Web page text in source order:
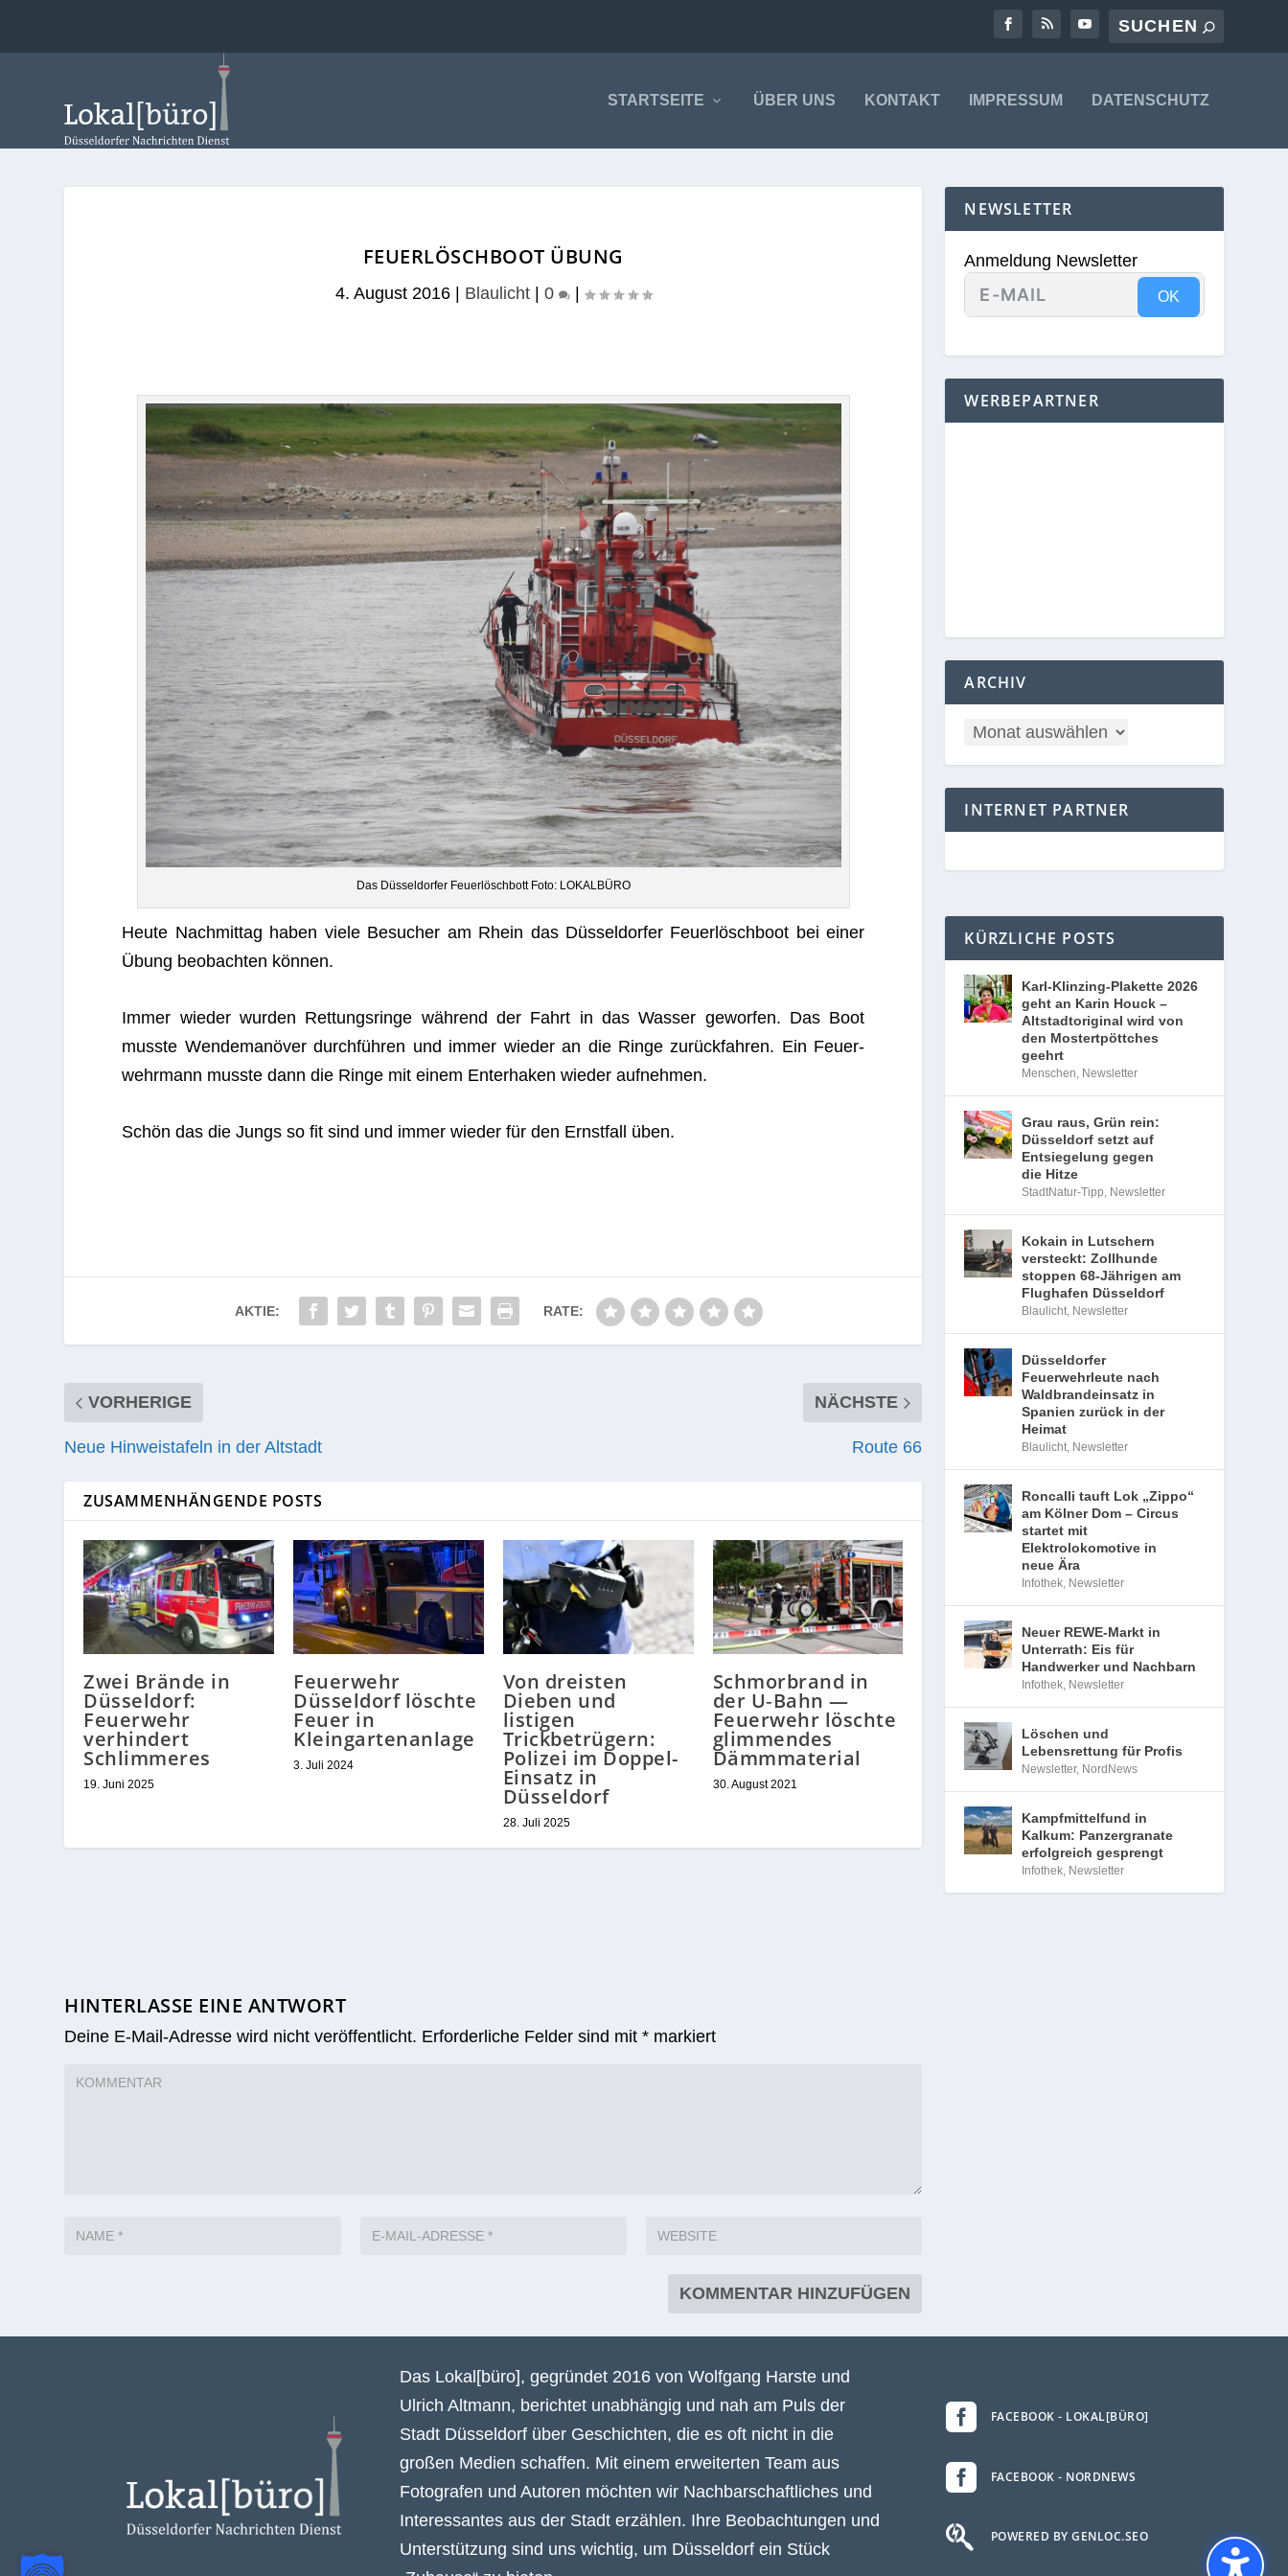
STARTSEITE ÜBER UNS KONTAKT IMPRESSUM DATENSCHUTZ
FEUERLÖSCHBOOT ÜBUNG
4. August 2016| Blaulicht| 0 |
Das Düs­sel­dor­fer Feu­er­lösch­bott Foto: LOKALBÜRO
Heute Nach­mit­tag haben viele Besu­cher am Rhein das Düs­sel­dor­fer Feu­er­lösch­boot bei einer
Übung beob­ach­ten können.
Immer wie­der wur­den Ret­tungs­ringe wäh­rend der Fahrt in das Was­ser gewor­fen. Das Boot
musste Wen­de­ma­nö­ver durch­füh­ren und immer wie­der an die Ringe zurück­fah­ren. Ein Feu­er­
wehr­mann musste dann die Ringe mit einem Enter­ha­ken wie­der aufnehmen.
Schön das die Jungs so fit sind und immer wie­der für den Ernst­fall üben.
AKTIE: RATE:
VORHERIGE
Neue Hinweistafeln in der Altstadt
NÄCHSTE
Route 66
ZUSAMMENHÄNGENDE POSTS
Zwei Brände in
Düsseldorf:
Feuerwehr
verhindert
Schlimmeres
19. Juni 2025
Feuerwehr
Düsseldorf löschte
Feuer in
Kleingartenanlage
3. Juli 2024
Von dreisten
Dieben und
listigen
Trickbetrügern:
Polizei im Doppel-
Einsatz in
Düsseldorf
28. Juli 2025
Schmorbrand in
der U‑Bahn —
Feuerwehr löschte
glimmendes
Dämmmaterial
30. August 2021
HINTERLASSE EINE ANTWORT
Deine E-Mail-Adresse wird nicht veröffentlicht. Erforderliche Felder sind mit* markiert
NEWSLETTER
Anmeldung Newsletter
OK
WERBEPARTNER
ARCHIV
INTERNET PARTNER
KÜRZLICHE POSTS
Karl-Klinzing-Plakette 2026
geht an Karin Houck –
Altstadtoriginal wird von
den Mostertpöttches
geehrt
Menschen, Newsletter
Grau raus, Grün rein:
Düsseldorf setzt auf
Entsiegelung gegen
die Hitze
StadtNatur-Tipp, Newsletter
Kokain in Lutschern
versteckt: Zollhunde
stoppen 68-Jährigen am
Flughafen Düsseldorf
Blaulicht, Newsletter
Düsseldorfer
Feuerwehrleute nach
Waldbrandeinsatz in
Spanien zurück in der
Heimat
Blaulicht, Newsletter
Roncalli tauft Lok „Zippo“
am Kölner Dom – Circus
startet mit
Elektrolokomotive in
neue Ära
Infothek, Newsletter
Neuer REWE-Markt in
Unterrath: Eis für
Handwerker und Nachbarn
Infothek, Newsletter
Löschen und
Lebensrettung für Profis
Newsletter, NordNews
Kampfmittelfund in
Kalkum: Panzergranate
erfolgreich gesprengt
Infothek, Newsletter
Das Lokal[büro], gegründet 2016 von Wolfgang Harste und
Ulrich Altmann, berichtet unabhängig und nah am Puls der
Stadt Düsseldorf über Geschichten, die es oft nicht in die
großen Medien schaffen. Mit einem erweiterten Team aus
Fotografen und Autoren möchten wir Nachbarschaftliches und
Interessantes aus der Stadt erzählen. Ihre Beobachtungen und
Unterstützung sind uns wichtig, um Düsseldorf ein Stück
 FACEBOOK - LOKAL[BÜRO]
 FACEBOOK - NORDNEWS
 POWERED BY GENLOC.SEO